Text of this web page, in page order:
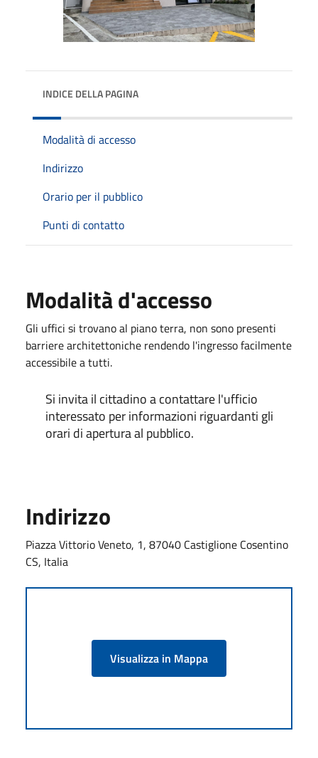
INDICE DELLA PAGINA
Modalità di accesso
Indirizzo
Orario per il pubblico
Punti di contatto
Modalità d'accesso
Gli uffici si trovano al piano terra, non sono presenti
barriere architettoniche rendendo l'ingresso facilmente
accessibile a tutti.
Si invita il cittadino a contattare l'ufficio
interessato per informazioni riguardanti gli
orari di apertura al pubblico.
Indirizzo
Piazza Vittorio Veneto, 1, 87040 Castiglione Cosentino
CS, Italia
Visualizza in Mappa